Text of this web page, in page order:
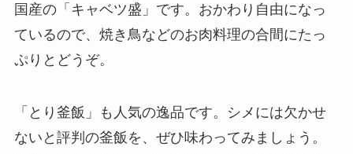
国産の「キャベツ盛」です。おかわり自由になっ
ているので、焼き鳥などのお肉料理の合間にたっ
ぷりとどうぞ。
「とり釜飯」も人気の逸品です。シメには欠かせ
ないと評判の釜飯を、ぜひ味わってみましょう。